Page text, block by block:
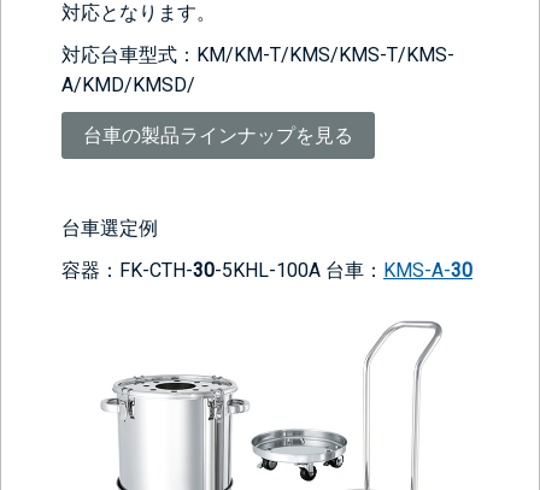
対応となります。
対応台車型式：KM/KM-T/KMS/KMS-T/KMS-
A/KMD/KMSD/
台車の製品ラインナップを見る
台車選定例
容器：FK-CTH-30-5KHL-100A 台車： KMS-A-30